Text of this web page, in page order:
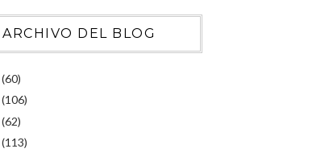
ARCHIVO DEL BLOG
(60)
(106)
(62)
(113)